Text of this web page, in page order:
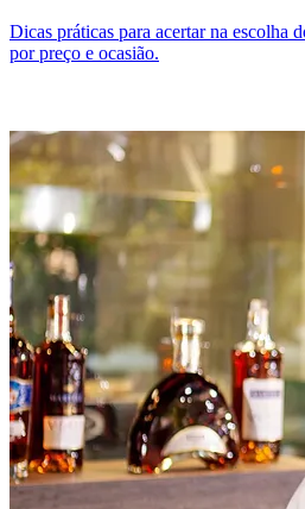
Dicas práticas para acertar na escolha
por preço e ocasião.